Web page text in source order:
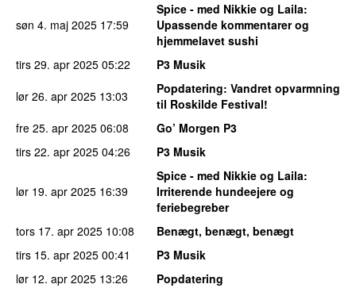
søn 4. maj 2025 17:59
Spice - med Nikkie og Laila:
Upassende kommentarer og
hjemmelavet sushi
tirs 29. apr 2025 05:22
P3 Musik
lør 26. apr 2025 13:03 Popdatering: Vandret opvarmning
til Roskilde Festival!
fre 25. apr 2025 06:08
Go’ Morgen P3
tirs 22. apr 2025 04:26 P3 Musik
lør 19. apr 2025 16:39
Spice - med Nikkie og Laila:
Irriterende hundeejere og
feriebegreber
tors 17. apr 2025 10:08
Benægt, benægt, benægt
tirs 15. apr 2025 00:41
P3 Musik
lør 12. apr 2025 13:26 Popdatering